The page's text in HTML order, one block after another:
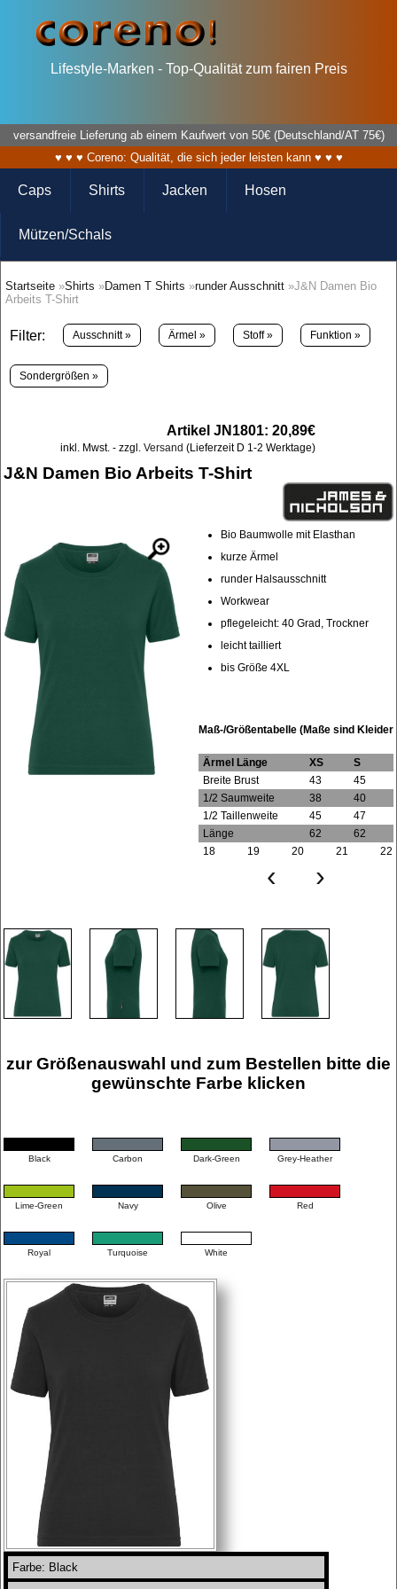
Lifestyle-Marken - Top-Qualität zum fairen Preis
versandfreie Lieferung ab einem Kaufwert von 50€ (Deutschland/AT 75€)
♥ ♥ ♥ Coreno: Qualität, die sich jeder leisten kann ♥ ♥ ♥
Caps Shirts Jacken Hosen
Mützen/Schals
Startseite »Shirts »Damen T Shirts »runder Ausschnitt »J&N Damen Bio
Arbeits T-Shirt
Filter: Ausschnitt » Ärmel » Stoff » Funktion »
Sondergrößen »
Artikel JN1801: 20,89€
inkl. Mwst. - zzgl. Versand (Lieferzeit D 1-2 Werktage)
J&N Damen Bio Arbeits T-Shirt
Bio Baumwolle mit Elasthan
kurze Ärmel
runder Halsausschnitt
Workwear
pflegeleicht: 40 Grad, Trockner
leicht tailliert
bis Größe 4XL
Maß-/Größentabelle (Maße sind
Ärmel Länge XS
S
Breite Brust
43
45
1/2 Saumweite
38
40
1/2 Taillenweite
45
47
Länge
62
62
18
19 20 21 22
‹ ›
zur Größenauswahl und zum Bestellen bitte die
gewünschte Farbe klicken
Black Carbon Dark-Green Grey-Heather
Lime-Green Navy Olive Red
Royal Turquoise White
Farbe: Black